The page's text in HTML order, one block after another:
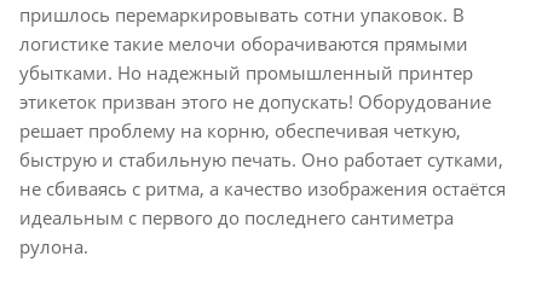
пришлось перемаркировывать сотни упаковок. В
логистике такие мелочи оборачиваются прямыми
убытками. Но надежный промышленный принтер
этикеток призван этого не допускать! Оборудование
решает проблему на корню, обеспечивая четкую,
быструю и стабильную печать. Оно работает сутками,
не сбиваясь с ритма, а качество изображения остаётся
идеальным с первого до последнего сантиметра
рулона.